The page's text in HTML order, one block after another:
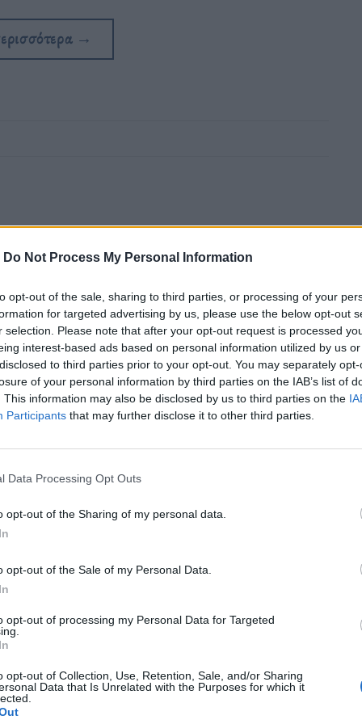
Do Not Process My Personal Information
opt-out of the sale, sharing to third parties, or processing of your
for targeted advertising by us, please use the below opt-out
selection. Please note that after your opt-out request is processed
interest-based ads based on personal information utilized by us
to third parties prior to your opt-out. You may separately
of your personal information by third parties on the IAB’s list of
This information may also be disclosed by us to third parties on the
Participants that may further disclose it to other third parties.
Data Processing Opt Outs
opt-out of the Sharing of my personal data.
opt-out of the Sale of my Personal Data.
opt-out of processing my Personal Data for Targeted
opt-out of Collection, Use, Retention, Sale, and/or Sharing
Data that Is Unrelated with the Purposes for which it
→
του Νταλί;
τη μονομέρεια και τη φιλοδοξία
θέση που έχει στο στερέωμα της